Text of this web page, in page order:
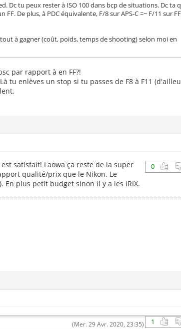
Dc tu peux rester à ISO 100 dans bcp de situations. Dc ta
De plus, à PDC équivalente, F/8 sur APS-C =~ F/11 sur
à gagner (coût, poids, temps de shooting) selon moi en
par rapport à en FF?!
tu enlèves un stop si tu passes de F8 à F11
0
satisfait! Laowa ça reste de la super
qualité/prix que le Nikon. Le
En plus petit budget sinon il y a les IRIX.
1
(Mer. 29 Avr. 2020, 23:35)